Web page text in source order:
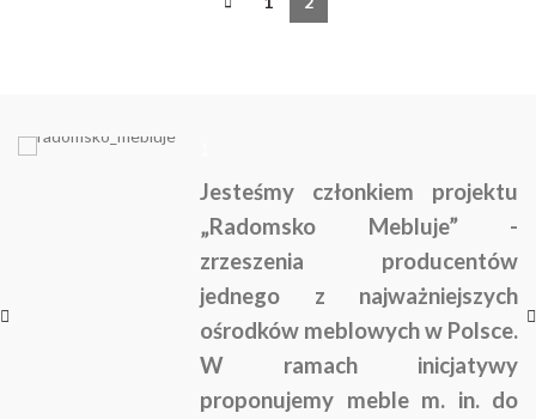
Jesteśmy członkiem projektu
„Radomsko Mebluje” -
zrzeszenia producentów
jednego z najważniejszych
ośrodków meblowych w Polsce.
W ramach inicjatywy
proponujemy meble m. in. do